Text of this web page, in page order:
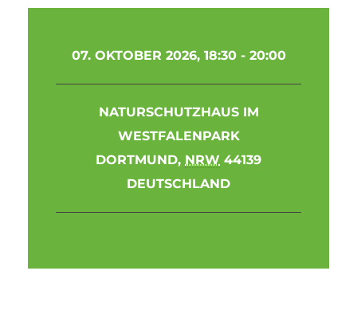
07. OKTOBER 2026, 18:30- 20:00
NATURSCHUTZHAUS IM
WESTFALENPARK
DORTMUND, NRW 44139
DEUTSCHLAND